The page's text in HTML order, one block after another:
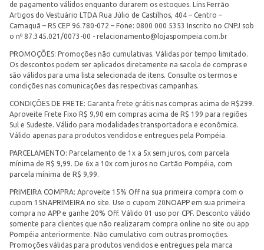
de pagamento válidos enquanto durarem os estoques. Lins Ferrão
Artigos do Vestuário LTDA Rua Júlio de Castilhos, 404 – Centro –
Camaquã – RS CEP 96.780-072 – Fone: 0800 000 5353 Inscrito no CNPJ sob
o nº 87.345.021/0073-00 - relacionamento@lojaspompeia.com.br
PROMOÇÕES: Promoções não cumulativas. Válidas por tempo limitado.
Os descontos podem ser aplicados diretamente na sacola de compras e
são válidos para uma lista selecionada de itens. Consulte os termos e
condições nas comunicações das respectivas campanhas.
CONDIÇÕES DE FRETE: Garanta frete grátis nas compras acima de R$299.
Aproveite Frete Fixo R$ 9,90 em compras acima de R$ 199 para regiões
Sul e Sudeste. Válido para modalidades transportadora e econômica.
Válido apenas para produtos vendidos e entregues pela Pompéia.
PARCELAMENTO: Parcelamento de 1x a 5x sem juros, com parcela
mínima de R$ 9,99. De 6x a 10x com juros no Cartão Pompéia, com
parcela mínima de R$ 9,99.
PRIMEIRA COMPRA: Aproveite 15% Off na sua primeira compra com o
cupom 15NAPRIMEIRA no site. Use o cupom 20NOAPP em sua primeira
compra no APP e ganhe 20% Off. Válido 01 uso por CPF. Desconto válido
somente para clientes que não realizaram compra online no site ou app
Pompéia anteriormente. Não cumulativo com outras promoções.
Promoções válidas para produtos vendidos e entregues pela marca